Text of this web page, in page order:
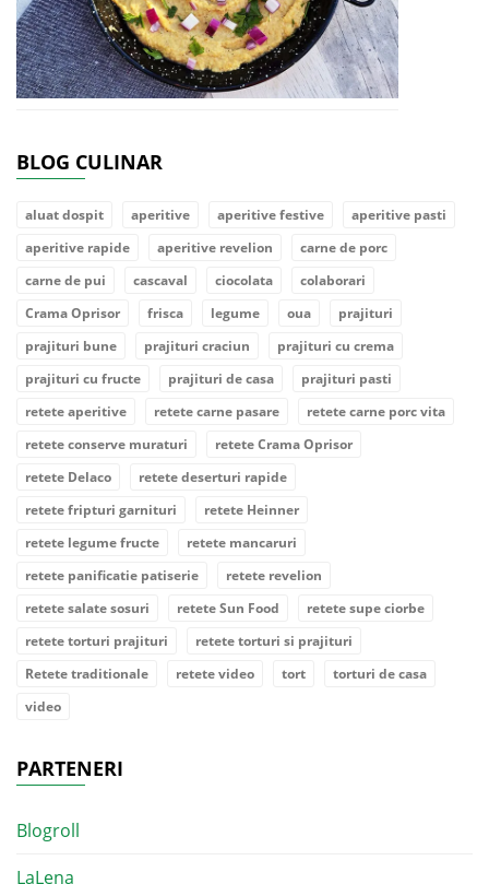
BLOG CULINAR
aluat dospit aperitive aperitive festive
aperitive pasti
aperitive rapide
aperitive revelion
carne de porc
carne de pui
cascaval ciocolata
colaborari
Crama Oprisor
frisca legume oua
prajituri
prajituri bune
prajituri craciun
prajituri cu crema
prajituri cu fructe
prajituri de casa
prajituri pasti
retete aperitive
retete carne pasare
retete carne porc vita
retete conserve muraturi
retete Crama Oprisor
retete Delaco
retete deserturi rapide
retete fripturi garnituri
retete Heinner
retete legume fructe
retete mancaruri
retete panificatie patiserie
retete revelion
retete salate sosuri
retete Sun Food
retete supe ciorbe
retete torturi prajituri
retete torturi si prajituri
Retete traditionale
retete video tort
torturi de casa
video
PARTENERI
Blogroll
LaLena